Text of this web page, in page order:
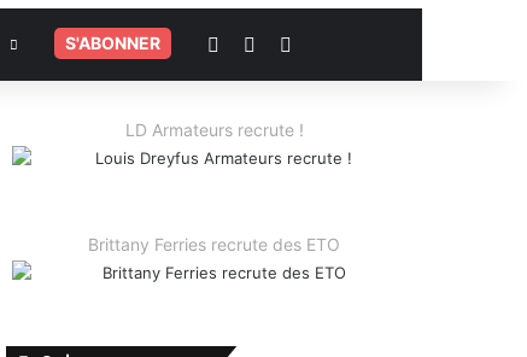
S'ABONNER Voir votre panier
Switch skin
LD Armateurs recrute !
Brittany Ferries recrute des ETO